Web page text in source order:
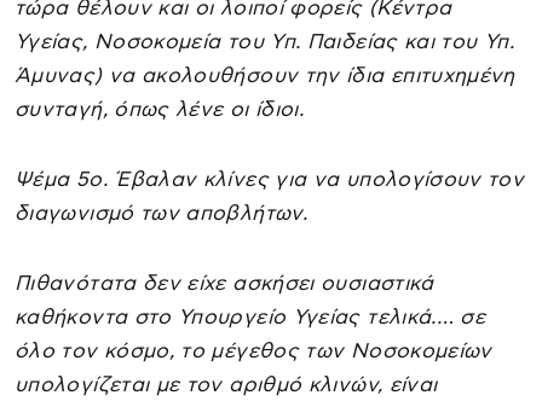
τώρα θέλουν και οι λοιποί φορείς (Κέντρα
Υγείας, Νοσοκομεία του Υπ. Παιδείας και του Υπ.
Άμυνας) να ακολουθήσουν την ίδια επιτυχημένη
συνταγή, όπως λένε οι ίδιοι.
Ψέμα 5ο. Έβαλαν κλίνες για να υπολογίσουν τον
διαγωνισμό των αποβλήτων.
Πιθανότατα δεν είχε ασκήσει ουσιαστικά
καθήκοντα στο Υπουργείο Υγείας τελικά.… σε
όλο τον κόσμο, το μέγεθος των Νοσοκομείων
υπολογίζεται με τον αριθμό κλινών, είναι